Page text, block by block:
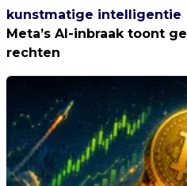
kunstmatige intelligentie
Meta’s AI-inbraak toont
rechten